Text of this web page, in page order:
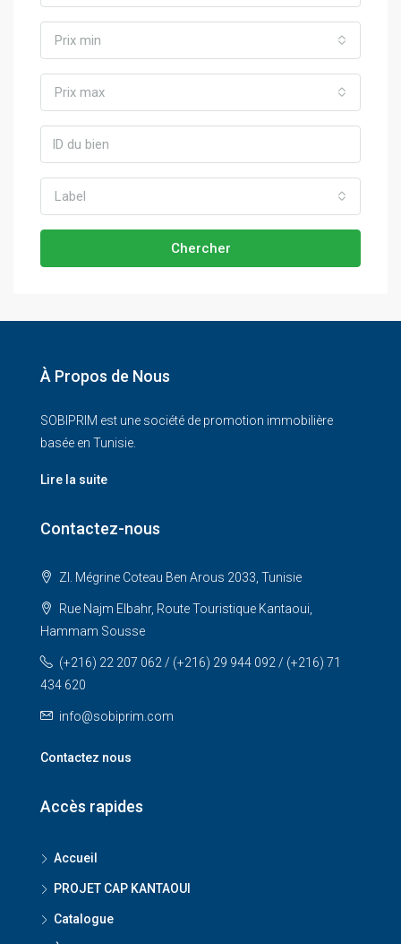
Prix min
Prix max
Label
Chercher
À Propos de Nous
SOBIPRIM est une société de promotion immobilière
basée en Tunisie.
Lire la suite
Contactez-nous
ZI. Mégrine Coteau Ben Arous 2033, Tunisie
Rue Najm Elbahr, Route Touristique Kantaoui,
Hammam Sousse
(+216) 22 207 062 / (+216) 29 944 092 / (+216) 71
434 620
info@sobiprim.com
Contactez nous
Accès rapides
Accueil
PROJET CAP KANTAOUI
Catalogue